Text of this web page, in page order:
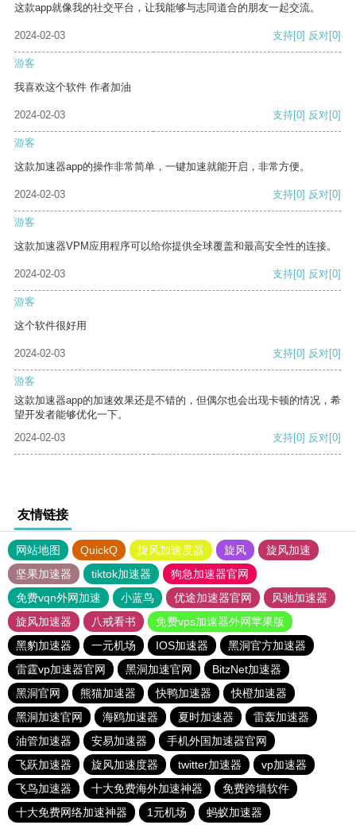
这款app就像我的社交平台，让我能够与志同道合的朋友一起交流。
2024-02-03 支持[0] 反对[0]
游客
我喜欢这个软件 作者加油
2024-02-03 支持[0] 反对[0]
游客
这款加速器app的操作非常简单，一键加速就能开启，非常方便。
2024-02-03 支持[0] 反对[0]
游客
这款加速器VPM应用程序可以给你提供全球覆盖和最高安全性的连接。
2024-02-03 支持[0] 反对[0]
游客
这个软件很好用
2024-02-03 支持[0] 反对[0]
游客
这款加速器app的加速效果还是不错的，但偶尔也会出现卡顿的情况，希
望开发者能够优化一下。
2024-02-03
支持[0] 反对[0]
友情链接
网站地图 QuickQ 旋风加速度器 旋风
旋风加速
坚果加速器
tiktok加速器
狗急加速器官网
免费vqn外网加速
小蓝鸟 优途加速器官网
风驰加速器
旋风加速器
八戒看书
免费vps加速器外网苹果版
黑豹加速器
一元机场 IOS加速器
黑洞官方加速器
雷霆vp加速器官网
黑洞加速官网
BitzNet加速器
黑洞官网
熊猫加速器 快鸭加速器
快橙加速器
黑洞加速官网
海鸥加速器 夏时加速器
雷轰加速器
油管加速器
安易加速器
手机外国加速器官网
飞跃加速器
旋风加速度器 twitter加速器
vp加速器
飞鸟加速器
十大免费海外加速神器
免费跨墙软件
十大免费网络加速神器
1元机场 蚂蚁加速器